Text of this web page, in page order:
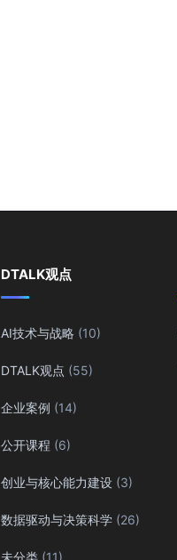
DTALK观点
AI技术与战略 (10)
DTALK观点 (55)
企业案例 (14)
公开课程 (6)
创业与核心能力建设 (3)
数据驱动与决策科学 (26)
未分类 (11)